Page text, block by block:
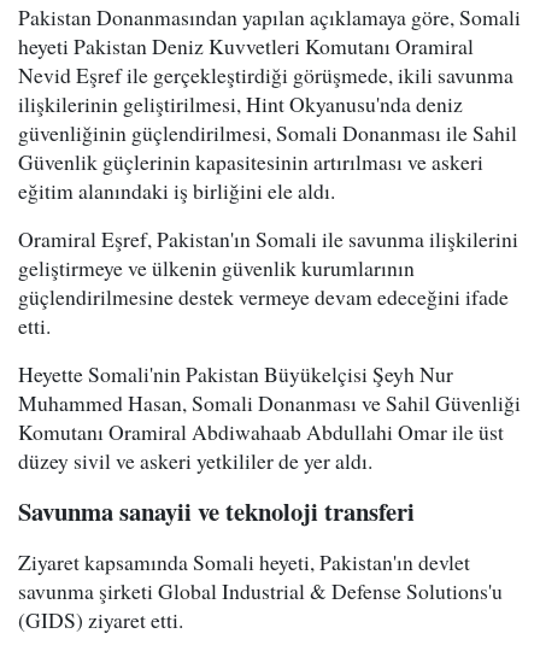
Pakistan Donanmasından yapılan açıklamaya göre, Somali
heyeti Pakistan Deniz Kuvvetleri Komutanı Oramiral
Nevid Eşref ile gerçekleştirdiği görüşmede, ikili savunma
ilişkilerinin geliştirilmesi, Hint Okyanusu'nda deniz
güvenliğinin güçlendirilmesi, Somali Donanması ile Sahil
Güvenlik güçlerinin kapasitesinin artırılması ve askeri
eğitim alanındaki iş birliğini ele aldı.
Oramiral Eşref, Pakistan'ın Somali ile savunma ilişkilerini
geliştirmeye ve ülkenin güvenlik kurumlarının
güçlendirilmesine destek vermeye devam edeceğini ifade
etti.
Heyette Somali'nin Pakistan Büyükelçisi Şeyh Nur
Muhammed Hasan, Somali Donanması ve Sahil Güvenliği
Komutanı Oramiral Abdiwahaab Abdullahi Omar ile üst
düzey sivil ve askeri yetkililer de yer aldı.
Savunma sanayii ve teknoloji transferi
Ziyaret kapsamında Somali heyeti, Pakistan'ın devlet
savunma şirketi Global Industrial & Defense Solutions'u
(GIDS) ziyaret etti.